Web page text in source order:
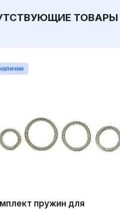
ТОВАРЫ
пружин для